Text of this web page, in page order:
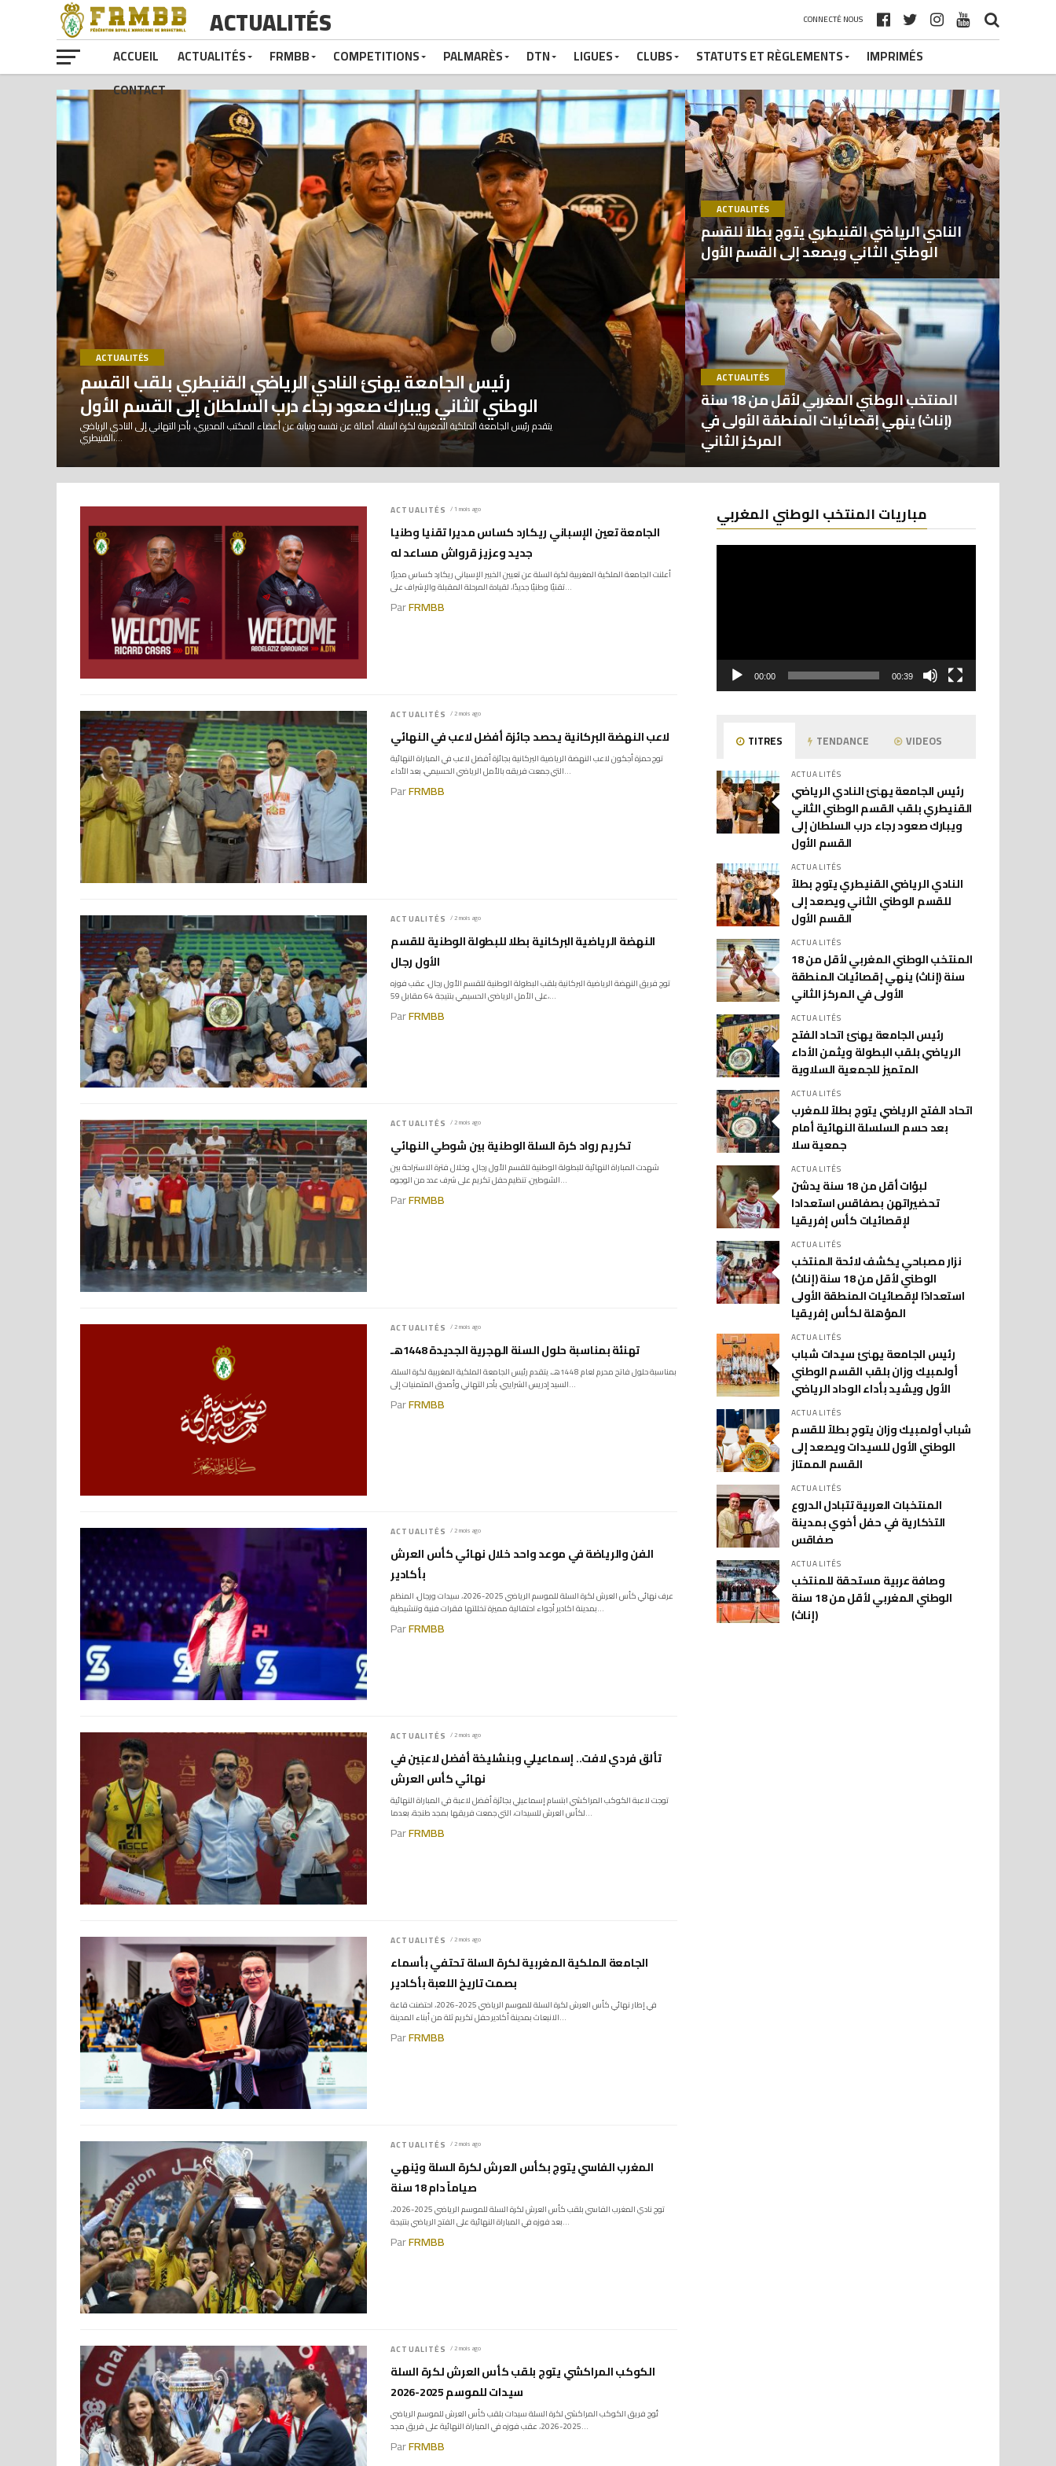
ACTUALITÉS CONNECTÉ NOUS
ACCUEIL ACTUALITÉS FRMBB COMPETITIONS PALMARÈS DTN LIGUES CLUBS STATUTS ET RÈGLEMENTS
IMPRIMÉS
CONTACT
ACTUALITÉS
رئيس الجامعة يهنئ النادي الرياضي القنيطري بلقب القسم
الوطني الثاني ويبارك صعود رجاء درب السلطان إلى القسم الأول
يتقدم رئيس الجامعة الملكية المغربية لكرة السلة، أصالة عن نفسه ونيابة عن أعضاء المكتب المديري، بأحر التهاني إلى النادي الرياضي
القنيطري،...
ACTUALITÉS
النادي الرياضي القنيطري يتوج بطلاً للقسم
الوطني الثاني ويصعد إلى القسم الأول
ACTUALITÉS
المنتخب الوطني المغربي لأقل من 18 سنة
(إناث) ينهي إقصائيات المنطقة الأولى في
المركز الثاني
ACTUALITÉS / 1 mois ago
الجامعة تعين الإسباني ريكارد كساس مديرا تقنيا وطنيا
جديد وعزيز قرواش مساعد له
أعلنت الجامعة الملكية المغربية لكرة السلة عن تعيين الخبير الإسباني ريكارد كساس مديرًا
تقنيًا وطنيًا جديدًا، لقيادة المرحلة المقبلة والإشراف على...
ParFRMBB
ACTUALITÉS / 2 mois ago
لاعب النهضة البركانية يحصد جائزة أفضل لاعب في النهائي
توج حمزة أجكون لاعب النهضة الرياضية البركانية بجائزة أفضل لاعب في المباراة النهائية
التي جمعت فريقه بالأمل الرياضي الحسيمي، بعد الأداء...
ParFRMBB
ACTUALITÉS / 2 mois ago
النهضة الرياضية البركانية بطلا للبطولة الوطنية للقسم
الأول رجال
توج فريق النهضة الرياضية البركانية بلقب البطولة الوطنية للقسم الأول رجال، عقب فوزه
على الأمل الرياضي الحسيمي بنتيجة 64 مقابل 59،...
ParFRMBB
ACTUALITÉS / 2 mois ago
تكريم رواد كرة السلة الوطنية بين شوطي النهائي
شهدت المباراة النهائية للبطولة الوطنية للقسم الأول رجال، وخلال فترة الاستراحة بين
الشوطين، تنظيم حفل تكريم على شرف عدد من الوجوه...
ParFRMBB
ACTUALITÉS / 2 mois ago
تهنئة بمناسبة حلول السنة الهجرية الجديدة 1448هـ
بمناسبة حلول فاتح محرم لعام 1448هـ، يتقدم رئيس الجامعة الملكية المغربية لكرة السلة،
السيد إدريس الشرايبي، بأحر التهاني وأصدق المتمنيات إلى...
ParFRMBB
ACTUALITÉS / 2 mois ago
الفن والرياضة في موعد واحد خلال نهائي كأس العرش
بأكادير
عرف نهائي كأس العرش لكرة السلة للموسم الرياضي 2025-2026، سيدات ورجال، المنظم
بمدينة اكادير أجواء احتفالية مميزة تخللتها فقرات فنية وتنشيطية...
ParFRMBB
ACTUALITÉS / 2 mois ago
تألق فردي لافت.. إسماعيلي وبنشليخة أفضل لاعبَين في
نهائي كأس العرش
توجت لاعبة الكوكب المراكشي ابتسام إسماعيلي بجائزة أفضل لاعبة في المباراة النهائية
لكأس العرش للسيدات، التي جمعت فريقها بمجد طنجة، بعدما...
ParFRMBB
ACTUALITÉS / 2 mois ago
الجامعة الملكية المغربية لكرة السلة تحتفي بأسماء
بصمت تاريخ اللعبة بأكادير
في إطار نهائي كأس العرش لكرة السلة للموسم الرياضي 2025-2026، احتضنت قاعة
الانبعاث بمدينة أكادير حفل تكريم ثلة من أبناء المدينة...
ParFRMBB
ACTUALITÉS / 2 mois ago
المغرب الفاسي يتوج بكأس العرش لكرة السلة ويُنهي
صياماً دام 18 سنة
توج نادي المغرب الفاسي بلقب كأس العرش لكرة السلة للموسم الرياضي 2025-2026،
بعد فوزه في المباراة النهائية على الفتح الرياضي بنتيجة...
ParFRMBB
ACTUALITÉS / 2 mois ago
الكوكب المراكشي يتوج بلقب كأس العرش لكرة السلة
سيدات للموسم 2025-2026
تُوج فريق الكوكب المراكشي لكرة السلة سيدات بلقب كأس العرش للموسم الرياضي
2025-2026، عقب فوزه في المباراة النهائية على فريق مجد...
ParFRMBB
مباريات المنتخب الوطني المغربي vidéo
00:00 00:39
TITRES TENDANCE VIDEOS
ACTUALITÉS
رئيس الجامعة يهنئ النادي الرياضي
القنيطري بلقب القسم الوطني الثاني
ويبارك صعود رجاء درب السلطان إلى
القسم الأول
ACTUALITÉS
النادي الرياضي القنيطري يتوج بطلاً
للقسم الوطني الثاني ويصعد إلى
القسم الأول
ACTUALITÉS
المنتخب الوطني المغربي لأقل من 18
سنة (إناث) ينهي إقصائيات المنطقة
الأولى في المركز الثاني
ACTUALITÉS
رئيس الجامعة يهنئ اتحاد الفتح
الرياضي بلقب البطولة ويثمن الأداء
المتميز للجمعية السلاوية
ACTUALITÉS
اتحاد الفتح الرياضي يتوج بطلاً للمغرب
بعد حسم السلسلة النهائية أمام
جمعية سلا
ACTUALITÉS
لبؤات أقل من 18 سنة يدشنّ
تحضيراتهن بصفاقس استعدادا
لإقصائيات كأس إفريقيا
ACTUALITÉS
نزار مصباحي يكشف لائحة المنتخب
الوطني لأقل من 18 سنة (إناث)
استعدادًا لإقصائيات المنطقة الأولى
المؤهلة لكأس إفريقيا
ACTUALITÉS
رئيس الجامعة يهنئ سيدات شباب
أولمبيك وزان بلقب القسم الوطني
الأول ويشيد بأداء الوداد الرياضي
ACTUALITÉS
شباب أولمبيك وزان يتوج بطلاً للقسم
الوطني الأول للسيدات ويصعد إلى
القسم الممتاز
ACTUALITÉS
المنتخبات العربية تتبادل الدروع
التذكارية في حفل أخوي بمدينة
صفاقس
ACTUALITÉS
وصافة عربية مستحقة للمنتخب
الوطني المغربي لأقل من 18 سنة
(إناث)